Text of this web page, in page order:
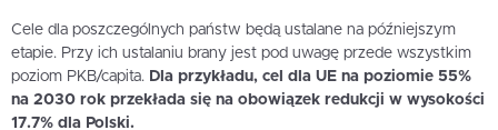
Cele dla poszczególnych państw będą ustalane na późniejszym
etapie. Przy ich ustalaniu brany jest pod uwagę przede wszystkim
poziom PKB/capita. Dla przykładu, cel dla UE na poziomie 55%
na 2030 rok przekłada się na obowiązek redukcji w wysokości
17.7% dla Polski.